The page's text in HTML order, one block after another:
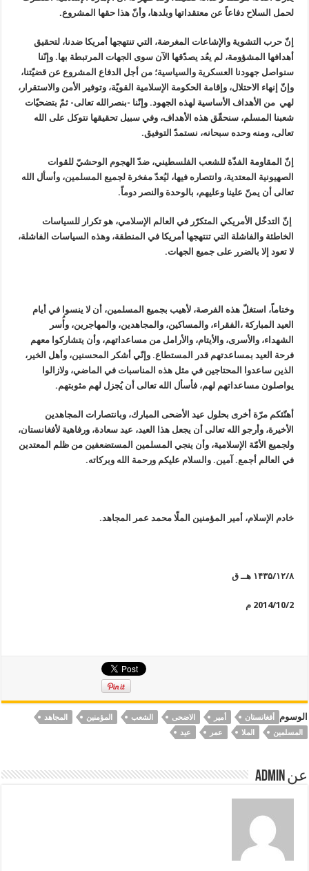
لحمل السلاح دفاعاً عن معتقداتها وبلدها، وأنّ هذا حقها المشروع.
إنّ حرب التشوية والإشاعات المغرضة، التي تنتهجها أمريكا ضدنا، لتحقيق
أهدافها المشؤومة، لم يعُد يصدّقها الآن سوى الجهات المرتبطة بها. وإنّنا
سنواصل جهودنا العسكرية والسياسية؛ من أجل الدفاع المشروع عن قضيّتنا،
وإنّ إنهاء الاحتلال، وإقامة الحكومة الإسلامية القويّة، وتوفير الأمن والاستقرار،
لهي من الأهداف الأساسية لهذه الجهود. وإنّنا -بنصرالله تعالی- ثمّ بتضحيّات
شعبنا المسلم، سنحقّق هذه الأهداف، وفي سبيل تحقيقها نتوكل علی الله
تعالی، ومنه وحده سبحانه، نستمدّ التوفيق.
إنّ المقاومة الفذّة للشعب الفلسطيني، ضدّ الهجوم الوحشيّ للقوات
الصهيونية المعتدية، وانتصاره فيها، ليُعدّ مفخرة لجميع المسلمين، وأسأل الله
تعالی أن يمنّ علينا وعليهم، بالوحدة والنصر دوماً.
إنّ التدخّل الأمريكي المتكرّر في العالم الإسلامي، هو تكرار للسياسات
الخاطئة والفاشلة التي تنتهجها أمريكا في المنطقة، وهذه السياسات الفاشلة،
لا تعود إلا بالضرر على جميع الجهات.
وختاماً، استغلّ هذه الفرصة، لأهيب بجميع المسلمين، أن لا ينسوا في أيام
العيد المباركة ،الفقراء، والمساكين، والمجاهدين، والمهاجرين، وأُسر
الشهداء، والأسری، والأيتام، والأرامل من مساعداتهم، وأن يتشاركوا معهم
فرحة العيد بمساعدتهم قدر المستطاع. وإنّي أشكر المحسنين، وأهل الخير،
الذين ساعدوا المحتاجين في مثل هذه المناسبات في الماضي، ولازالوا
يواصلون مساعداتهم لهم، فأسأل الله تعالی أن يُجزل لهم مثوبتهم.
أهنّئكم مرّة أخری بحلول عيد الأضحی المبارك، وبانتصارات المجاهدين
الأخيرة، وأرجو الله تعالی أن يجعل هذا العيد، عيد سعادة، ورفاهية لأفغانستان،
ولجميع الأمّة الإسلامية، وأن ينجي المسلمين المستضعفين من ظلم المعتدين
في العالم أجمع. آمين. والسلام عليكم ورحمة الله وبركاته.
خادم الإسلام، أمير المؤمنين الملّا محمد عمر المجاهد.
۱۴۳۵/۱۲/۸ هــ ق
2014/10/2 م
الوسوم أفغانستان أمير الاضحى الشعب المؤمنين
المجاهد
المسلمين
الملا عمر عيد
عن Admin